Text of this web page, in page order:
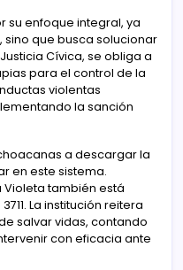
su enfoque integral, ya
que busca solucionar
Cívica, se obliga a
para el control de la
violentas
la sanción
a descargar la
en este sistema.
Violeta también está
La institución reitera
salvar vidas, contando
con eficacia ante